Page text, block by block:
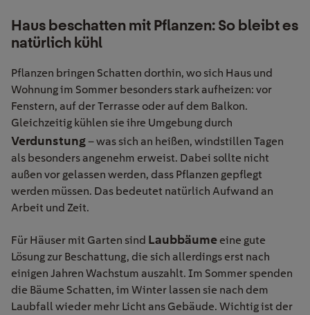
Haus beschatten mit Pflanzen: So bleibt es
natürlich kühl
Pflanzen bringen Schatten dorthin, wo sich Haus und
Wohnung im Sommer besonders stark aufheizen: vor
Fenstern, auf der Terrasse oder auf dem Balkon.
Gleichzeitig kühlen sie ihre Umgebung durch
Verdunstung– was sich an heißen, windstillen Tagen
als besonders angenehm erweist. Dabei sollte nicht
außen vor gelassen werden, dass Pflanzen gepflegt
werden müssen. Das bedeutet natürlich Aufwand an
Arbeit und Zeit.
Für Häuser mit Garten sind Laubbäume eine gute
Lösung zur Beschattung, die sich allerdings erst nach
einigen Jahren Wachstum auszahlt. Im Sommer spenden
die Bäume Schatten, im Winter lassen sie nach dem
Laubfall wieder mehr Licht ans Gebäude. Wichtig ist der